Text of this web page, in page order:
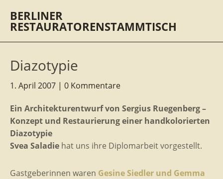
BERLINER
RESTAURATORENSTAMMTISCH
Diazotypie
1. April 2007 0 Kommentare
Ein Architekturentwurf von Sergius Ruegenberg –
Konzept und Restaurierung einer handkolorierten
Diazotypie
Svea Saladie hat uns ihre Diplomarbeit vorgestellt.
Gastgeberinnen waren Gesine Siedler und Gemma